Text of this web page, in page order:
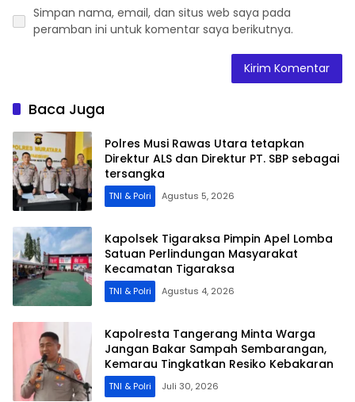
Simpan nama, email, dan situs web saya pada
peramban ini untuk komentar saya berikutnya.
Baca Juga
Polres Musi Rawas Utara tetapkan
Direktur ALS dan Direktur PT. SBP sebagai
tersangka
TNI & Polri Agustus 5, 2026
Kapolsek Tigaraksa Pimpin Apel Lomba
Satuan Perlindungan Masyarakat
Kecamatan Tigaraksa
TNI & Polri Agustus 4, 2026
Kapolresta Tangerang Minta Warga
Jangan Bakar Sampah Sembarangan,
Kemarau Tingkatkan Resiko Kebakaran
TNI & Polri Juli 30, 2026